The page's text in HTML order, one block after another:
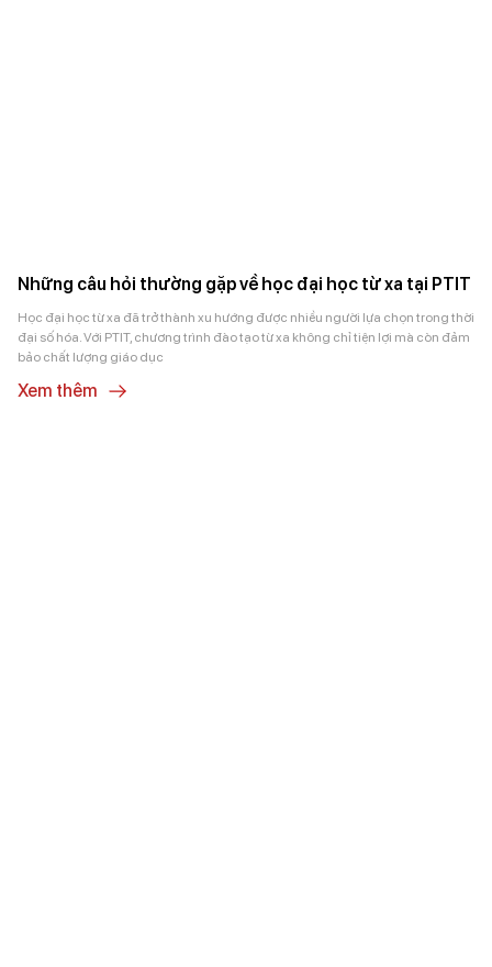
Những câu hỏi thường gặp về học đại học từ xa tại PTIT
Học đại học từ xa đã trở thành xu hướng được nhiều người lựa chọn trong thời
đại số hóa. Với PTIT, chương trình đào tạo từ xa không chỉ tiện lợi mà còn đảm
bảo chất lượng giáo dục
Xem thêm